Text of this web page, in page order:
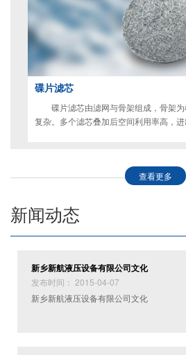
碟片滤芯
碟片滤芯由滤网与骨架组成，骨架
复杂。多个滤芯叠加后空间利用率高，
网主要应用聚酯切片，化纤纺丝等生产
查看更多
新闻动态
新乡新航液压设备有限公司文化
发布时间： 2015-04-07
新乡新航液压设备有限公司文化